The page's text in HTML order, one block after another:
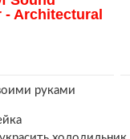
руками